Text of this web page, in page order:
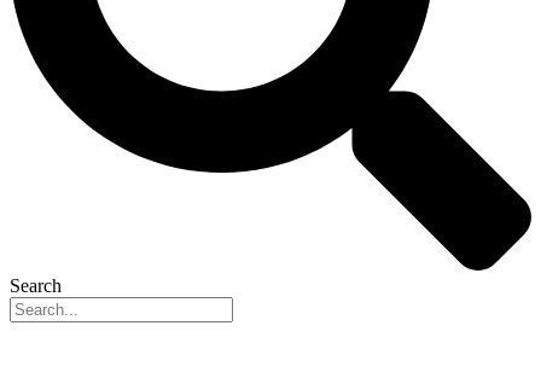
Search